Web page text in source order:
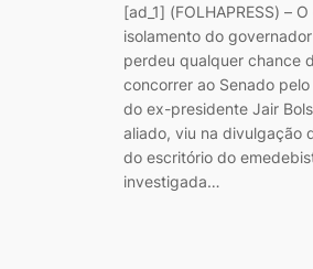
[ad_1] (FOLHAPRESS) –
isolamento do
perdeu qualquer chance
concorrer ao Senado
do ex-presidente Jair
aliado, viu na divulgação
do escritório do
investigada…